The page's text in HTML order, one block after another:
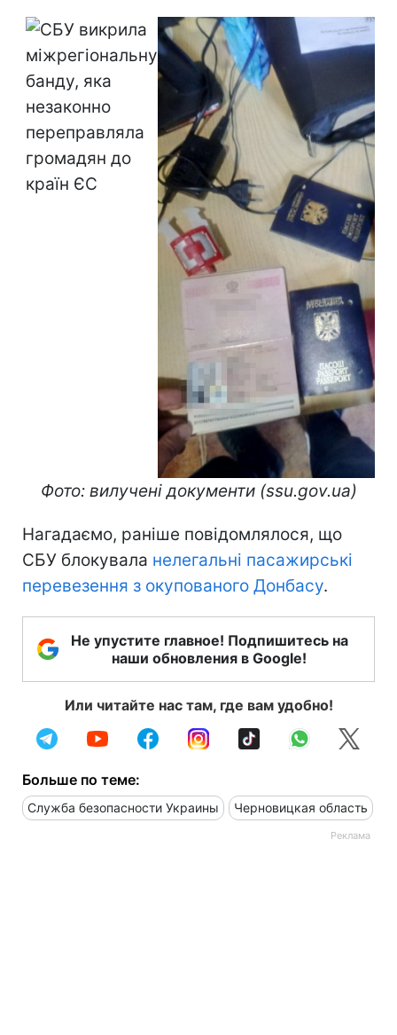
Фото: вилучені документи (ssu.gov.ua)
Нагадаємо, раніше повідомлялося, що
СБУ блокувала нелегальні пасажирські
перевезення з окупованого Донбасу.
Не упустите главное! Подпишитесь на
наши обновления в Google!
Или читайте нас там, где вам удобно!
Больше по теме:
Служба безопасности Украины Черновицкая область